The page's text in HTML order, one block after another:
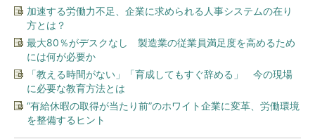
加速する労働力不足、企業に求められる人事システムの在り
方とは？
最大80％がデスクなし 製造業の従業員満足度を高めるため
には何が必要か
「教える時間がない」「育成してもすぐ辞める」 今の現場
に必要な教育方法とは
“有給休暇の取得が当たり前”のホワイト企業に変革、労働環境
を整備するヒント